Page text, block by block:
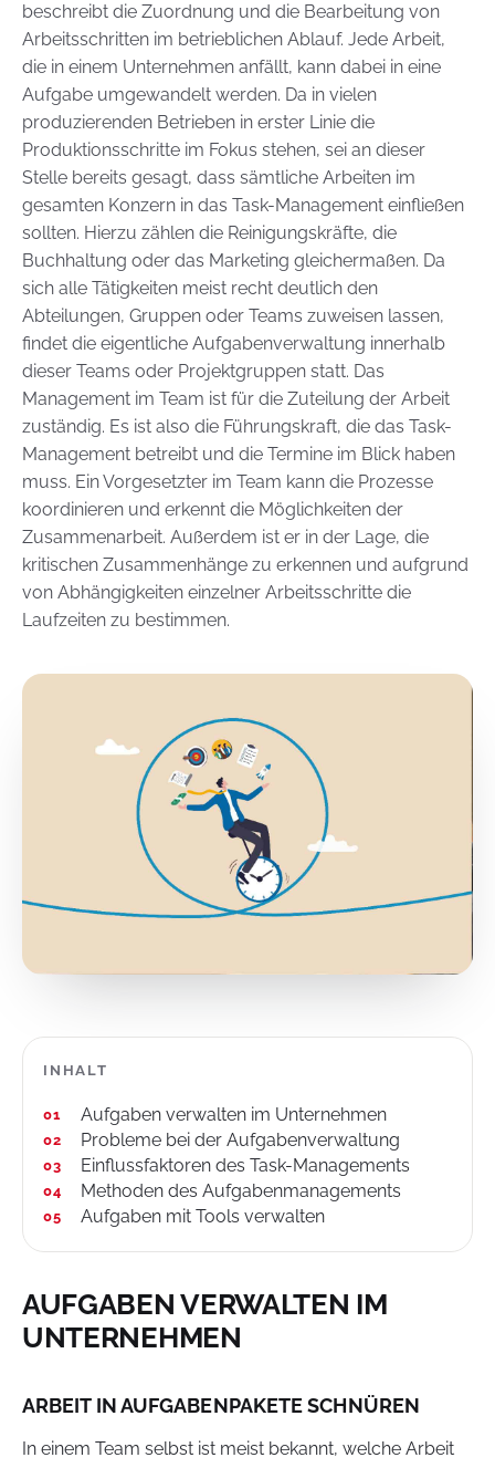
beschreibt die Zuordnung und die Bearbeitung von
Arbeitsschritten im betrieblichen Ablauf. Jede Arbeit,
die in einem Unternehmen anfällt, kann dabei in eine
Aufgabe umgewandelt werden. Da in vielen
produzierenden Betrieben in erster Linie die
Produktionsschritte im Fokus stehen, sei an dieser
Stelle bereits gesagt, dass sämtliche Arbeiten im
gesamten Konzern in das Task-Management einfließen
sollten. Hierzu zählen die Reinigungskräfte, die
Buchhaltung oder das Marketing gleichermaßen. Da
sich alle Tätigkeiten meist recht deutlich den
Abteilungen, Gruppen oder Teams zuweisen lassen,
findet die eigentliche Aufgabenverwaltung innerhalb
dieser Teams oder Projektgruppen statt. Das
Management im Team ist für die Zuteilung der Arbeit
zuständig. Es ist also die Führungskraft, die das Task-
Management betreibt und die Termine im Blick haben
muss. Ein Vorgesetzter im Team kann die Prozesse
koordinieren und erkennt die Möglichkeiten der
Zusammenarbeit. Außerdem ist er in der Lage, die
kritischen Zusammenhänge zu erkennen und aufgrund
von Abhängigkeiten einzelner Arbeitsschritte die
Laufzeiten zu bestimmen.
INHALT
Aufgaben verwalten im Unternehmen
Probleme bei der Aufgabenverwaltung
Einflussfaktoren des Task-Managements
Methoden des Aufgabenmanagements
Aufgaben mit Tools verwalten
AUFGABEN VERWALTEN IM
UNTERNEHMEN
ARBEIT IN AUFGABENPAKETE SCHNÜREN
In einem Team selbst ist meist bekannt, welche Arbeit